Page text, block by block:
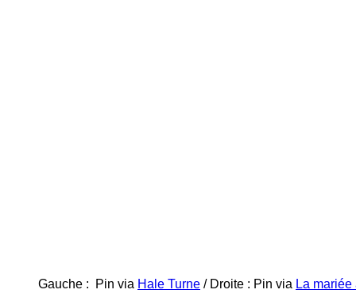
Gauche : Pin via Hale Turne / Droite : Pin via La